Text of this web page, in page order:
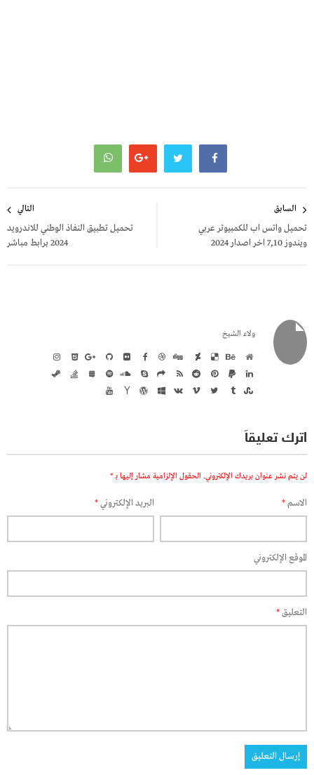
المقالات
السابق
تحميل واتس اب للكمبيوتر عربي
ويندوز 7,10 اخر اصدار 2024
التالي
تحميل تطبيق النفاذ الوطني للاندرويد
2024 برابط مباشر
ولاء الشيخ
اترك تعليقاً
لن يتم نشر عنوان بريدك الإلكتروني. الحقول الإلزامية مشار إليها بـ *
الاسم* البريد الإلكتروني*
الموقع الإلكتروني
التعليق*